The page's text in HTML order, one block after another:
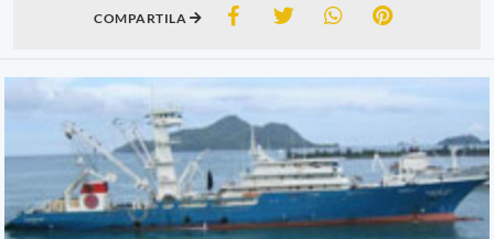
COMPARTILA